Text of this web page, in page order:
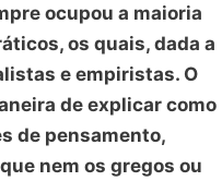
ocupou a maioria
os quais, dada a
e empiristas. O
de explicar como
de pensamento,
nem os gregos ou